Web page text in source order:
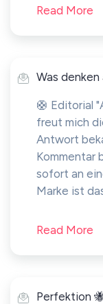
Read More
Was
🛟 Editorial
freut mich
Antwort
Kommentar
sofort an
Marke ist
Read More
Perfektion